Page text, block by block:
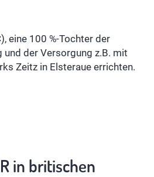
eine 100 %-Tochter der
und der Versorgung z.B. mit
Zeitz in Elsteraue errichten.
in britischen